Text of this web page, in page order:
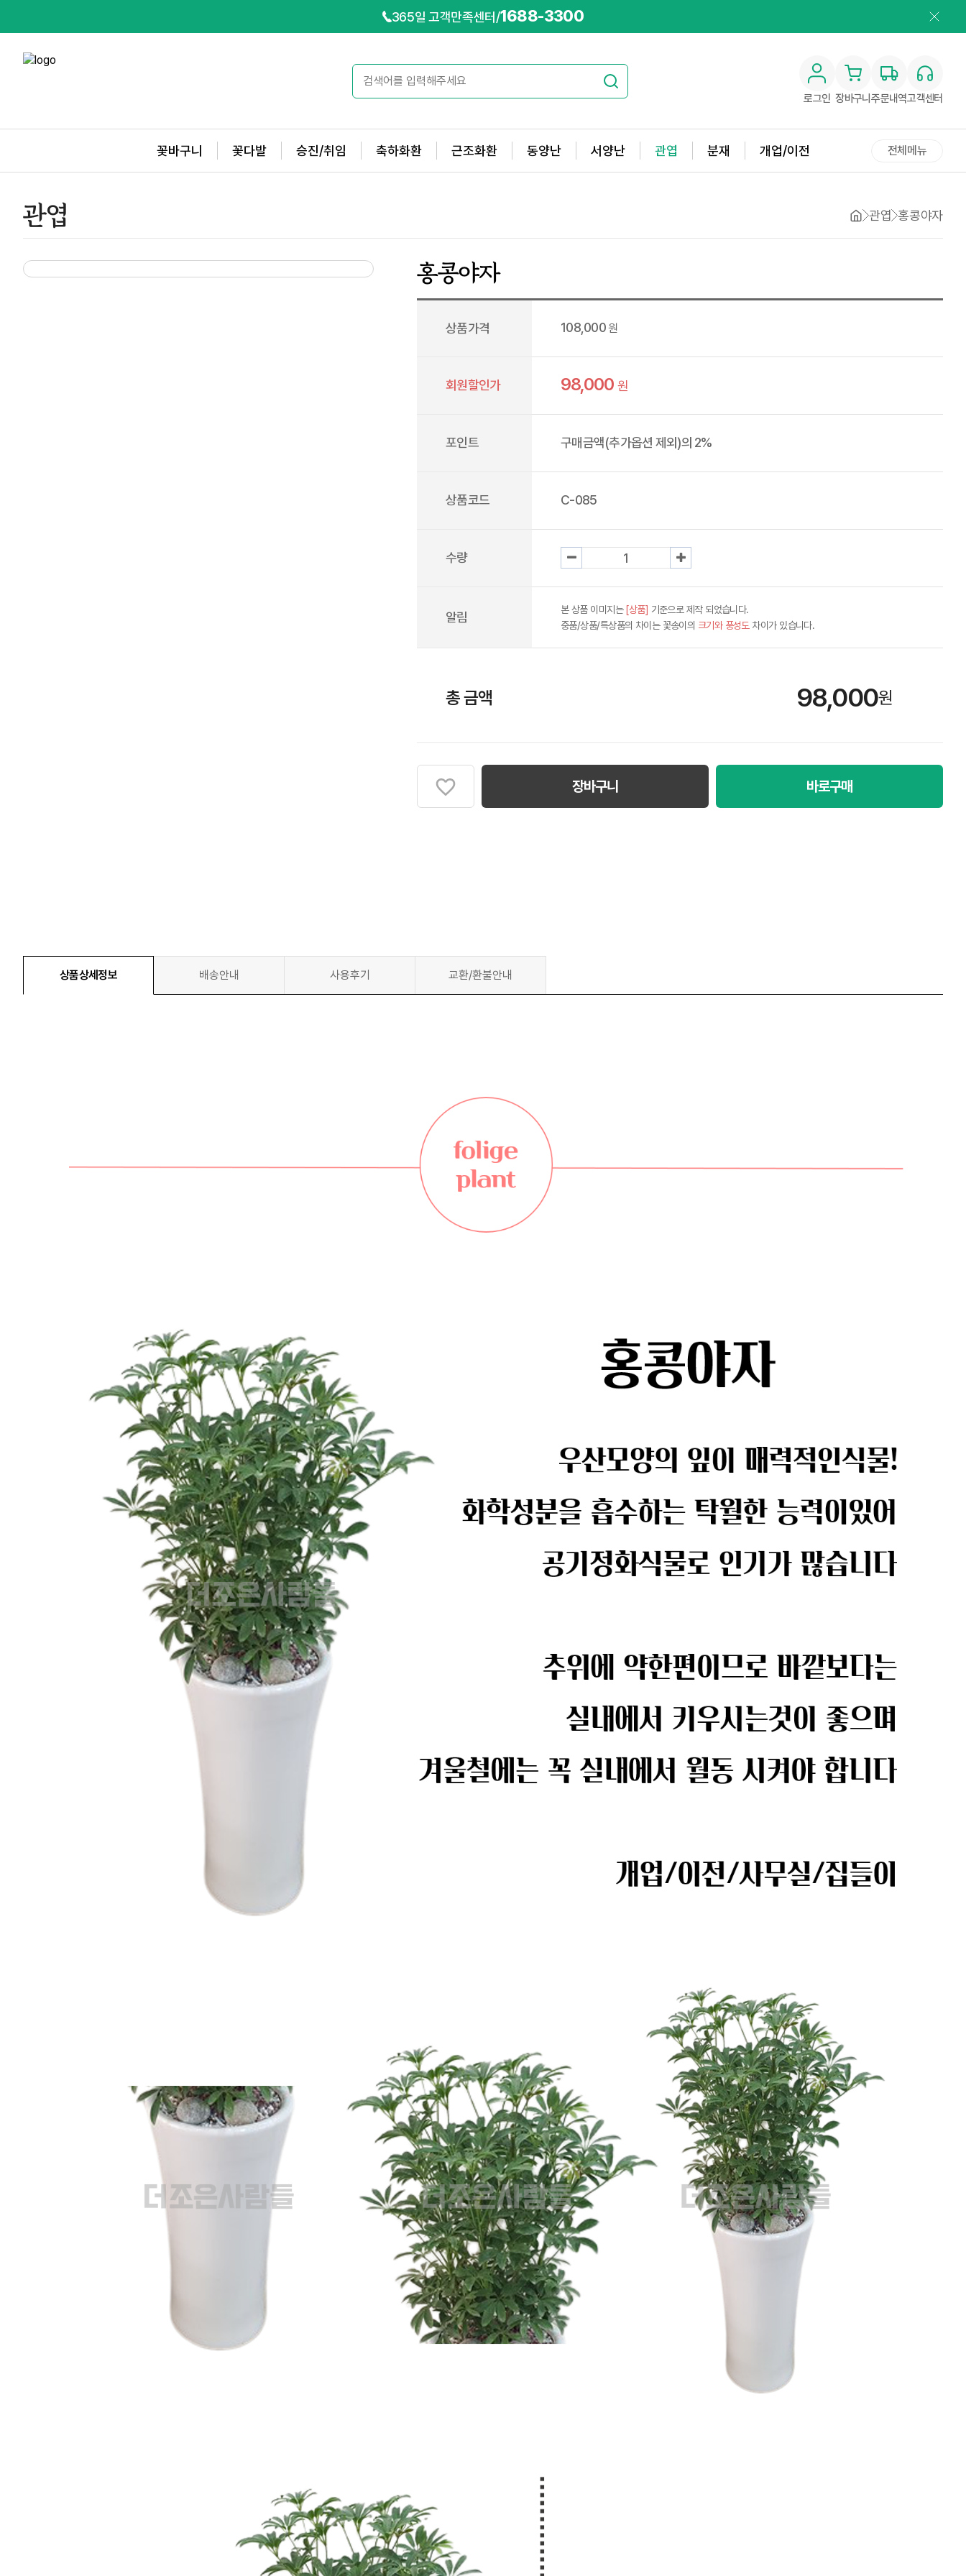
365일 고객만족센터/1688-3300
로그인 장바구니 주문내역고객센터
꽃바구니 꽃다발 승진/취임 축하화환 근조화환 동양난 서양난 관엽 분재 개업/이전 전체메뉴
관엽 관엽 홍콩야자
홍콩야자
상품가격 108,000 원
회원할인가 98,000원
포인트 구매금액(추가옵션 제외)의 2%
상품코드 C-085
수량
알림 본 상품 이미지는 [상품] 기준으로 제작 되었습니다.
중품/상품/특상품의 차이는 꽃송이의 크기와 풍성도 차이가 있습니다.
총 금액 98,000원
장바구니 바로구매
상품상세정보 배송안내 사용후기 교환/환불안내